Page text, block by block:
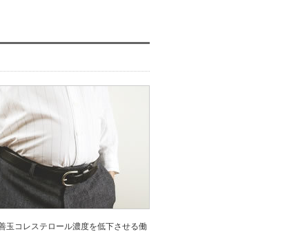
玉コレステロール濃度を低下させる働